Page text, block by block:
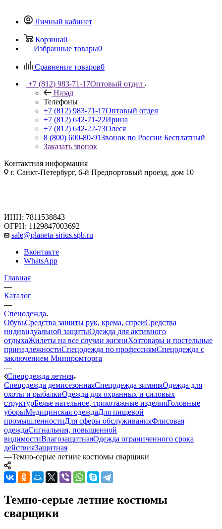
Личный кабинет
Корзина0
Избранные товары0
Сравнение товаров0
+7 (812) 983-71-17Оптовый отдел
Назад
Телефоны
+7 (812) 983-71-17Оптовый отдел
+7 (812) 642-71-22Ирина
+7 (812) 642-22-73Олеся
8 (800) 600-80-91Звонок по России Бесплатный
Заказать звонок
Контактная информация
г. Санкт-Петербург, 6-й Предпортовый проезд, дом 10
ИНН: 7811538843
ОГРН: 1129847003692
sale@planeta-sirius.spb.ru
Вконтакте
WhatsApp
Главная
—
Каталог
—
Спецодежда
ОбувьСредства защиты рук, крема, спреиСредства
индивидуальной защитыОдежда для активного
отдыхаЖилеты на все случаи жизниХозтовары и постельные
принадлежностиСпецодежда по профессиямСпецодежда с
заключением Минпромторга
—
Спецодежда летняя
Спецодежда демисезоннаяСпецодежда зимняяОдежда для
охоты и рыбалкиОдежда для охранных и силовых
структурБелье нательное, трикотажные изделияГоловные
уборыМедицинская одеждаДля пищевой
промышленностиДля сферы обслуживанияФлисовая
одеждаСигнальная, повышенной
видимостиВлагозащитнаяОдежда ограниченного срока
действияЗащитная
—Темно-серые летние костюмы сварщики
Темно-серые летние костюмы
сварщики